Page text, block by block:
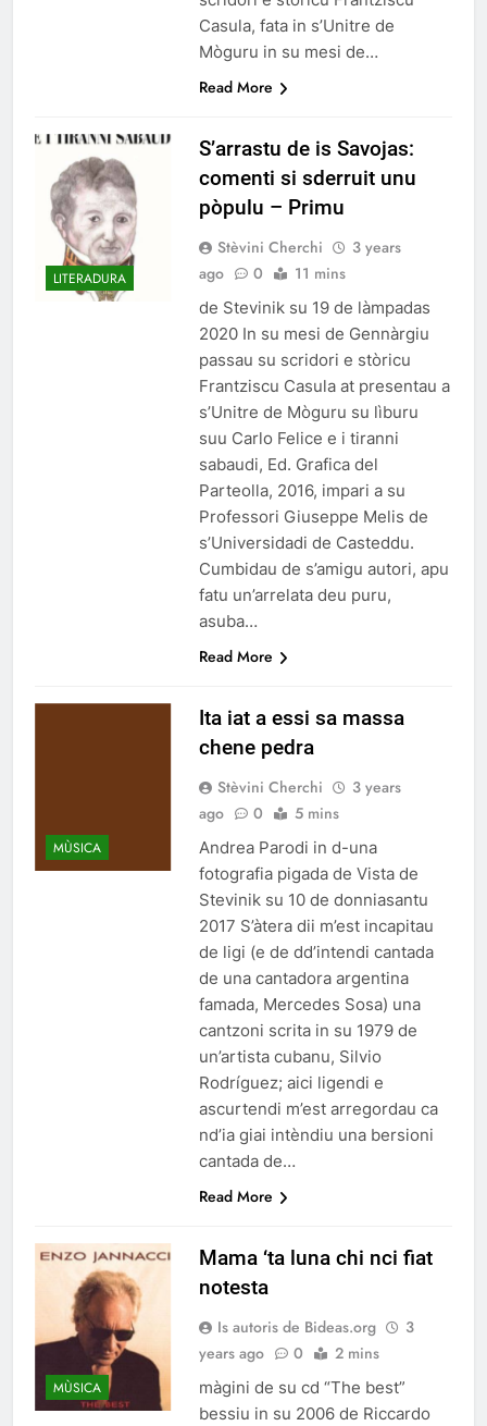
Casula, fata in s’Unitre de
Mòguru in su mesi de…
Read More
LITERADURA
S’arrastu de is Savojas:
comenti si sderruit unu
pòpulu – Primu
Stèvini Cherchi
3 years
ago
0 11 mins
de Stevinik su 19 de làmpadas
2020 In su mesi de Gennàrgiu
passau su scridori e stòricu
Frantziscu Casula at presentau a
s’Unitre de Mòguru su lìburu
suu Carlo Felice e i tiranni
sabaudi, Ed. Grafica del
Parteolla, 2016, impari a su
Professori Giuseppe Melis de
s’Universidadi de Casteddu.
Cumbidau de s’amigu autori, apu
fatu un’arrelata deu puru,
asuba…
Read More
MÙSICA
Ita iat a essi sa massa
chene pedra
Stèvini Cherchi
3 years
ago
0 5 mins
Andrea Parodi in d-una
fotografia pigada de Vista de
Stevinik su 10 de donniasantu
2017 S’àtera dii m’est incapitau
de ligi (e de dd’intendi cantada
de una cantadora argentina
famada, Mercedes Sosa) una
cantzoni scrita in su 1979 de
un’artista cubanu, Silvio
Rodríguez; aici ligendi e
ascurtendi m’est arregordau ca
nd’ia giai intèndiu una bersioni
cantada de…
Read More
MÙSICA
Mama ‘ta luna chi nci fiat
notesta
Is autoris de Bideas.org
3
years ago
0 2 mins
màgini de su cd “The best”
bessiu in su 2006 de Riccardo